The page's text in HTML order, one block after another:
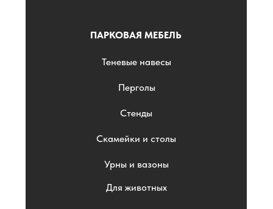
ПАРКОВАЯ МЕБЕЛЬ
Теневые навесы
Перголы
Стенды
Скамейки и столы
Урны и вазоны
Для животных